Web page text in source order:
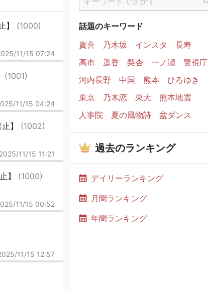
】 (1000)
11/15 07:24
(1001)
11/15 04:24
】 (1002)
2025/11/15 11:21
】 (1000)
11/15 00:52
11/15 12:57
話題のキーワード
賀喜
乃木坂 インスタ
長寿
高市
遥香 梨杏 一ノ瀬
警視庁
河内長野
中国 熊本
ひろゆき
東京
乃木恋 東大
熊本地震
人事院
夏の風物詩 盆ダンス
過去のランキング
デイリーランキング
月間ランキング
年間ランキング